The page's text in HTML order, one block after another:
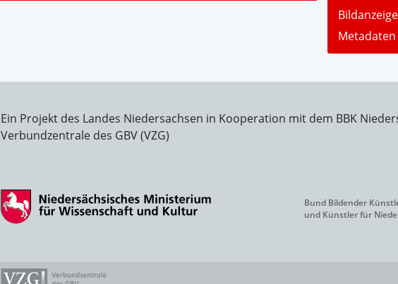
Bildanzeige
Metadaten
Ein Projekt des Landes Niedersachsen in Kooperation mit dem BBK
Verbundzentrale des GBV (VZG)
Bund Bildender
und Künstler für